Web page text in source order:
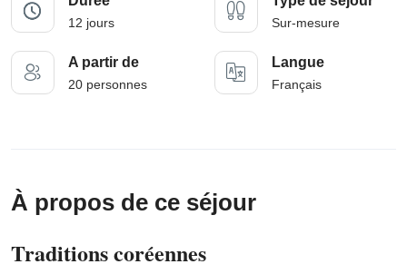
12 jours Sur-mesure
A partir de
20 personnes
Langue
Français
À propos de ce séjour
Traditions coréennes